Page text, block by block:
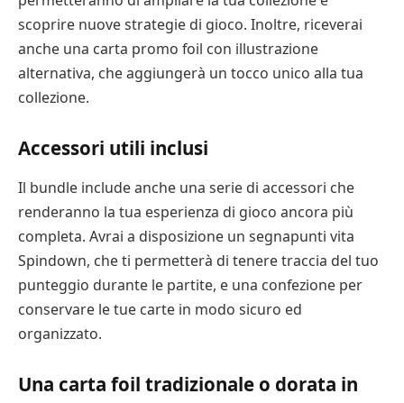
scoprire nuove strategie di gioco. Inoltre, riceverai
anche una carta promo foil con illustrazione
alternativa, che aggiungerà un tocco unico alla tua
collezione.
Accessori utili inclusi
Il bundle include anche una serie di accessori che
renderanno la tua esperienza di gioco ancora più
completa. Avrai a disposizione un segnapunti vita
Spindown, che ti permetterà di tenere traccia del tuo
punteggio durante le partite, e una confezione per
conservare le tue carte in modo sicuro ed
organizzato.
Una carta foil tradizionale o dorata in